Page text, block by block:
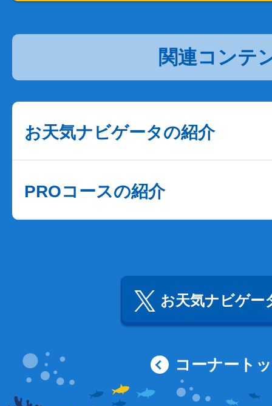
関連コンテ
お天気ナビゲータの紹介
PROコースの紹介
お天気ナビゲー
コーナート